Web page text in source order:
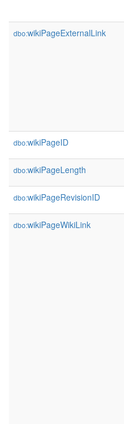
dbo:wikiPageExternalLink
dbo:wikiPageID
dbo:wikiPageLength
dbo:wikiPageRevisionID
dbo:wikiPageWikiLink